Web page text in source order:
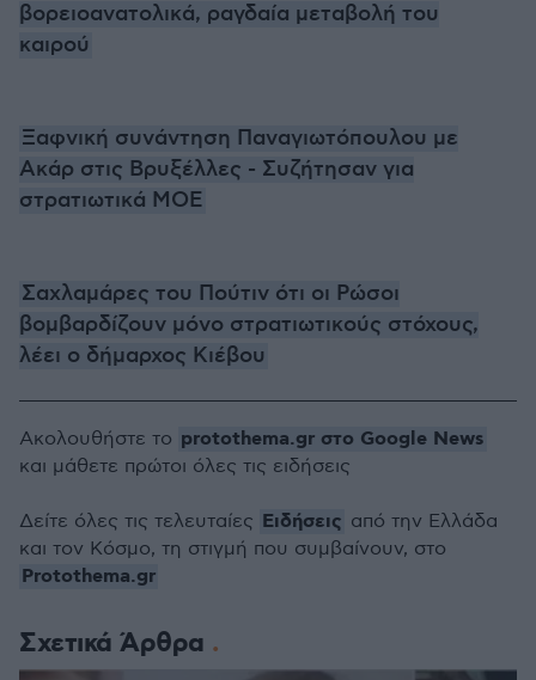
βορειοανατολικά, ραγδαία μεταβολή του
καιρού
Ξαφνική συνάντηση Παναγιωτόπουλου με
Ακάρ στις Βρυξέλλες - Συζήτησαν για
στρατιωτικά ΜΟΕ
Σαχλαμάρες του Πούτιν ότι οι Ρώσοι
βομβαρδίζουν μόνο στρατιωτικούς στόχους,
λέει ο δήμαρχος Κιέβου
Σχετικά Άρθρα
Ακολουθήστε το protothema.gr στο Google News
και μάθετε πρώτοι όλες τις ειδήσεις
Δείτε όλες τις τελευταίες Ειδήσεις από την Ελλάδα
και τον Κόσμο, τη στιγμή που συμβαίνουν, στο
Protothema.gr